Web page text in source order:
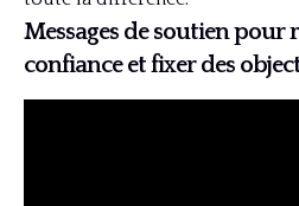
Messages de soutien pour
confiance et fixer des